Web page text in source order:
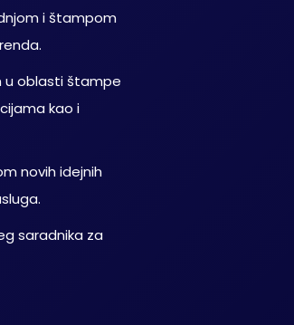
i štampom
u oblasti štampe
kao i
novih idejnih
saradnika za